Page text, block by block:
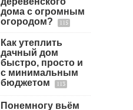
дома с огромным
огородом?
115
Как утеплить
дачный дом
быстро, просто и
с минимальным
бюджетом
113
Понемногу вьём